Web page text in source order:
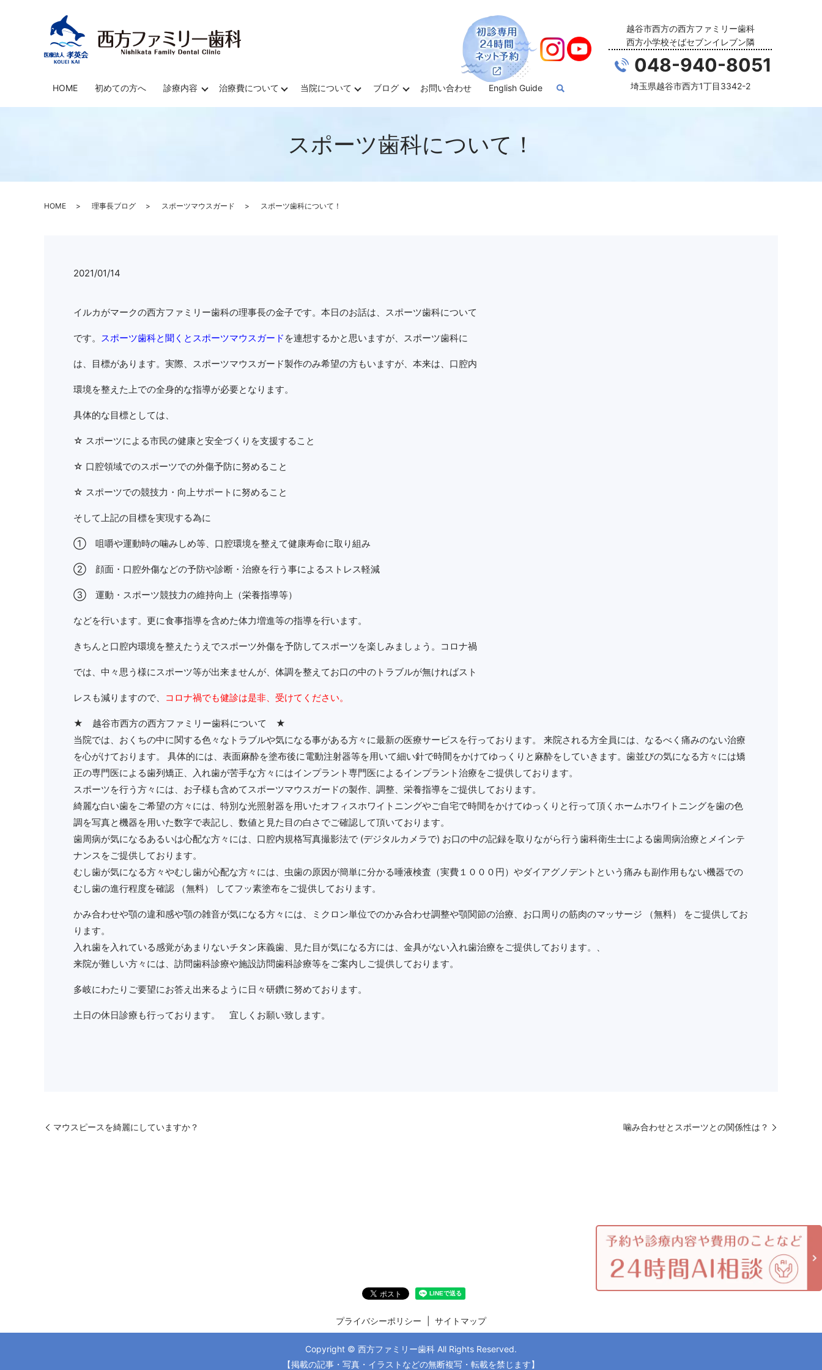
HOME 初めての方へ 診療内容 治療費について 当院について ブログ お問い合わせ English Guide
越谷市西方の西方ファミリー歯科
西方小学校そばセブンイレブン隣
048-940-8051
埼玉県越谷市西方1丁目3342-2
スポーツ歯科について！
HOME 理事長ブログ スポーツマウスガード スポーツ歯科について！
2021/01/14
イルカがマークの西方ファミリー歯科の理事長の金子です。本日のお話は、スポーツ歯科について
です。 スポーツ歯科と聞くとスポーツマウスガード を連想するかと思いますが、スポーツ歯科に
は、目標があります。実際、スポーツマウスガード製作のみ希望の方もいますが、本来は、口腔内
環境を整えた上での全身的な指導が必要となります。
具体的な目標としては、
☆ スポーツによる市民の健康と安全づくりを支援すること
☆ 口腔領域でのスポーツでの外傷予防に努めること
☆ スポーツでの競技力・向上サポートに努めること
そして上記の目標を実現する為に
① 咀嚼や運動時の噛みしめ等、口腔環境を整えて健康寿命に取り組み
② 顔面・口腔外傷などの予防や診断・治療を行う事によるストレス軽減
③ 運動・スポーツ競技力の維持向上（栄養指導等）
などを行います。更に食事指導を含めた体力増進等の指導を行います。
きちんと口腔内環境を整えたうえでスポーツ外傷を予防してスポーツを楽しみましょう。コロナ禍
では、中々思う様にスポーツ等が出来ませんが、体調を整えてお口の中のトラブルが無ければスト
レスも減りますので、 コロナ禍でも健診は是非、受けてくださ い。
★ 越谷市西方の西方ファミリー歯科について ★
当院では、おくちの中に関する色々なトラブルや気になる事がある方々に最新の医療サービスを行っております。 来院される方全員には、なるべく痛みのない治療
を心がけております。 具体的には、表面麻酔を塗布後に電動注射器等を用いて細い針で時間をかけてゆっくりと麻酔をしていきます。歯並びの気になる方々には矯
正の専門医による歯列矯正、入れ歯が苦手な方々にはインプラント専門医によるインプラント治療をご提供しております。
スポーツを行う方々には、お子様も含めてスポーツマウスガードの製作、調整、栄養指導をご提供しております。
綺麗な白い歯をご希望の方々には、特別な光照射器を用いたオフィスホワイトニングやご自宅で時間をかけてゆっくりと行って頂くホームホワイトニングを歯の色
調を写真と機器を用いた数字で表記し、数値と見た目の白さでご確認して頂いております。
歯周病が気になるあるいは心配な方々には、口腔内規格写真撮影法で (デジタルカメラで) お口の中の記録を取りながら行う歯科衛生士による歯周病治療とメインテ
ナンスをご提供しております。
むし歯が気になる方々やむし歯が心配な方々には、虫歯の原因が簡単に分かる唾液検査（実費１０００円）やダイアグノデントという痛みも副作用もない機器での
むし歯の進行程度を確認 （無料） してフッ素塗布をご提供しております。
かみ合わせや顎の違和感や顎の雑音が気になる方々には、ミクロン単位でのかみ合わせ調整や顎関節の治療、お口周りの筋肉のマッサージ （無料） をご提供してお
ります。
入れ歯を入れている感覚があまりないチタン床義歯、見た目が気になる方には、金具がない入れ歯治療をご提供しております。、
来院が難しい方々には、訪問歯科診療や施設訪問歯科診療等をご案内しご提供しております。
多岐にわたりご要望にお答え出来るように日々研鑽に努めております。
土日の休日診療も行っております。 宜しくお願い致します。
マウスピースを綺麗にしていますか？ 噛み合わせとスポーツとの関係性は？
プライバシーポリシー サイトマップ
Copyright © 西方ファミリー歯科 All Rights Reserved.
【掲載の記事・写真・イラストなどの無断複写・転載を禁じます】